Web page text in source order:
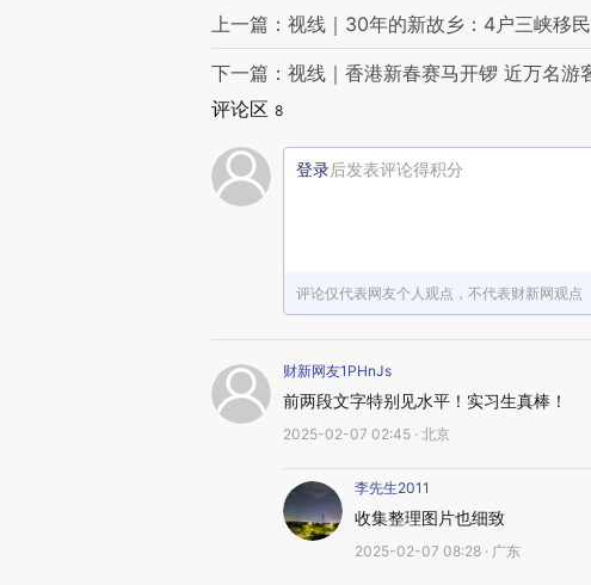
上一篇：视线｜30年的新故乡：4户三峡移
下一篇：视线｜香港新春赛马开锣 近万名游
评论区 8
登录后发表评论得积分
评论仅代表网友个人观点，不代表财新网观点
财新网友1PHnJs
前两段文字特别见水平！实习生真棒！
2025-02-07 02:45 · 北京
李先生2011
收集整理图片也细致
2025-02-07 08:28 · 广东